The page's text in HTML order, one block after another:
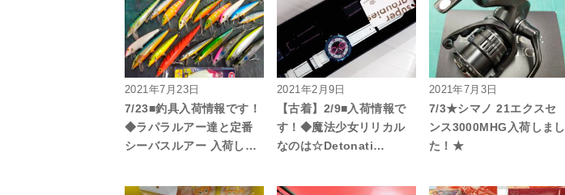
2021年7月23日
7/23■釣具入荷情報です！
◆ラパラルアー達と定番
シーバスルアー 入荷し…
2021年2月9日
【古着】2/9■入荷情報で
す！◆魔法少女リリカル
なのは☆Detonati…
2021年7月3日
7/3★シマノ 21エクスセ
ンス3000MHG入荷しまし
た！★